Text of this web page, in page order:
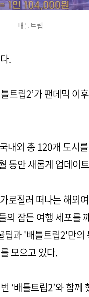
배틀트립
.
트립2’가 팬데믹 이
내외 총 120개 도시
동안 새롭게 업데이
로질러 떠나는 해외
의 잠든 여행 세포를
과 '배틀트립2'만의
모으고 있다.
‘배틀트립2’와 함